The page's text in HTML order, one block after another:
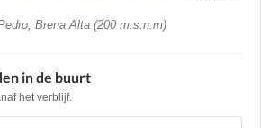
Brena Alta (200 m.s.n.m)
in de buurt
het verblijf.